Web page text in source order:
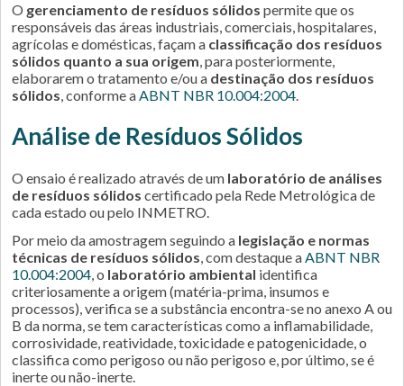
O gerenciamento de resíduos sólidos permite que os
responsáveis das áreas industriais, comerciais, hospitalares,
agrícolas e domésticas, façam a classificação dos resíduos
sólidos quanto a sua origem, para posteriormente,
elaborarem o tratamento e/ou a destinação dos resíduos
sólidos, conforme aABNT NBR 10.004:2004.
Análise de Resíduos Sólidos
O ensaio é realizado através de um laboratório de análises
de resíduos sólidos certificado pela Rede Metrológica de
cada estado ou pelo INMETRO.
Por meio da amostragem seguindo a legislação e normas
técnicas de resíduos sólidos, com destaque aABNT NBR
10.004:2004, o laboratório ambiental identifica
criteriosamente a origem (matéria-prima, insumos e
processos), verifica se a substância encontra-se no anexo A ou
B da norma, se tem características como a inflamabilidade,
corrosividade, reatividade, toxicidade e patogenicidade, o
classifica como perigoso ou não perigoso e, por último, se é
inerte ou não-inerte.